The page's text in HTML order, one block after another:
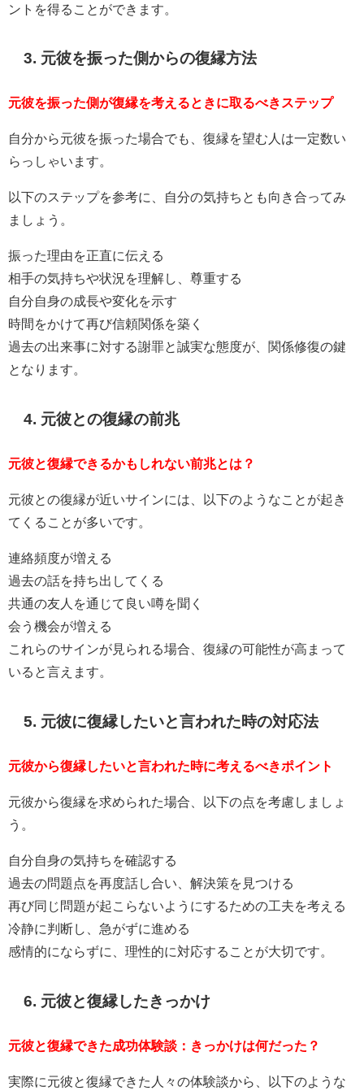
ントを得ることができます。
3. 元彼を振った側からの復縁方法
元彼を振った側が復縁を考えるときに取るべきステップ
自分から元彼を振った場合でも、復縁を望む人は一定数い
らっしゃいます。
以下のステップを参考に、自分の気持ちとも向き合ってみ
ましょう。
振った理由を正直に伝える
相手の気持ちや状況を理解し、尊重する
自分自身の成長や変化を示す
時間をかけて再び信頼関係を築く
過去の出来事に対する謝罪と誠実な態度が、関係修復の鍵
となります。
4. 元彼との復縁の前兆
元彼と復縁できるかもしれない前兆とは？
元彼との復縁が近いサインには、以下のようなことが起き
てくることが多いです。
連絡頻度が増える
過去の話を持ち出してくる
共通の友人を通じて良い噂を聞く
会う機会が増える
これらのサインが見られる場合、復縁の可能性が高まって
いると言えます。
5. 元彼に復縁したいと言われた時の対応法
元彼から復縁したいと言われた時に考えるべきポイント
元彼から復縁を求められた場合、以下の点を考慮しましょ
う。
自分自身の気持ちを確認する
過去の問題点を再度話し合い、解決策を見つける
再び同じ問題が起こらないようにするための工夫を考える
冷静に判断し、急がずに進める
感情的にならずに、理性的に対応することが大切です。
6. 元彼と復縁したきっかけ
元彼と復縁できた成功体験談：きっかけは何だった？
実際に元彼と復縁できた人々の体験談から、以下のような